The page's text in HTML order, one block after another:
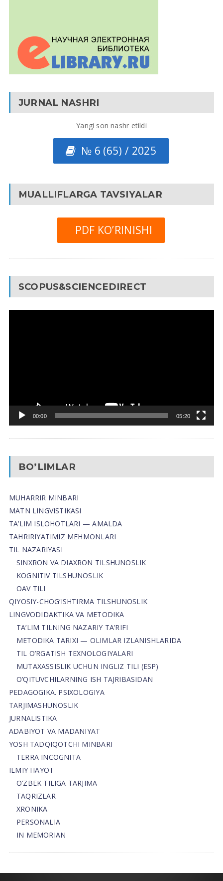
JURNAL NASHRI
Yangi son nashr etildi
№ 6 (65) / 2025
MUALLIFLARGA TAVSIYALAR
PDF KO’RINISHI
SCOPUS&SCIENCEDIRECT
00:00 05:20
BO’LIMLAR
MUHARRIR MINBARI
MATN LINGVISTIKASI
TA’LIM ISLOHOTLARI — AMALDA
TAHRIRIYATIMIZ MEHMONLARI
TIL NAZARIYASI
SINXRON VA DIAXRON TILSHUNOSLIK
KOGNITIV TILSHUNOSLIK
OAV TILI
QIYOSIY-CHOG‘ISHTIRMA TILSHUNOSLIK
LINGVODIDAKTIKA VA METODIKA
TA’LIM TILNING NAZARIY TA’RIFI
METODIKA TARIXI — OLIMLAR IZLANISHLARIDA
TIL O’RGATISH TEXNOLOGIYALARI
MUTAXASSISLIK UCHUN INGLIZ TILI (ESP)
O’QITUVCHILARNING ISH TAJRIBASIDAN
PEDAGOGIKA. PSIXOLOGIYA
TARJIMASHUNOSLIK
JURNALISTIKA
ADABIYOT VA MADANIYAT
YOSH TADQIQOTCHI MINBARI
TERRA INCOGNITA
ILMIY HAYOT
O’ZBEK TILIGA TARJIMA
TAQRIZLAR
XRONIKA
PERSONALIA
IN MEMORIAN